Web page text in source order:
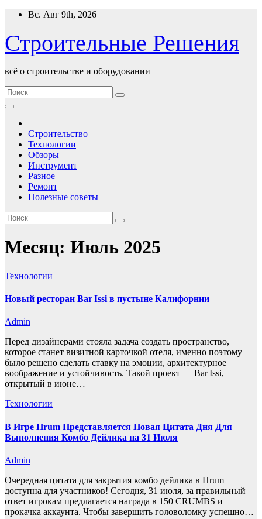
Перейти
содержимому
Вс. Авг 9th, 2026
Строительные Решения
всё о строительстве и оборудовании
Строительство
Технологии
Обзоры
Инструмент
Разное
Ремонт
Полезные советы
Месяц: Июль 2025
Технологии
Новый ресторан Bar Issi в пустыне Калифорнии
Admin
Перед дизайнерами стояла задача создать пространство,
которое станет визитной карточкой отеля, именно поэтому
было решено сделать ставку на эмоции, архитектурное
воображение и устойчивость. Такой проект — Bar Issi,
открытый в июне…
Технологии
В Игре Hrum Представляется Новая Цитата Дня Для
Выполнения Комбо Дейлика на 31 Июля
Admin
Очередная цитата для закрытия комбо дейлика в Hrum
доступна для участников! Сегодня, 31 июля, за правильный
ответ игрокам предлагается награда в 150 CRUMBS и
прокачка аккаунта. Чтобы завершить головоломку успешно…